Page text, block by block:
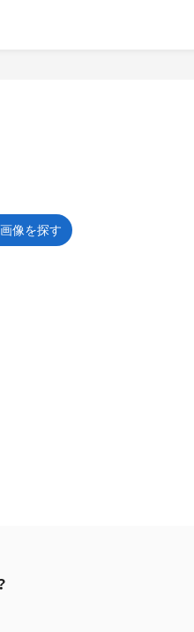
像を探す